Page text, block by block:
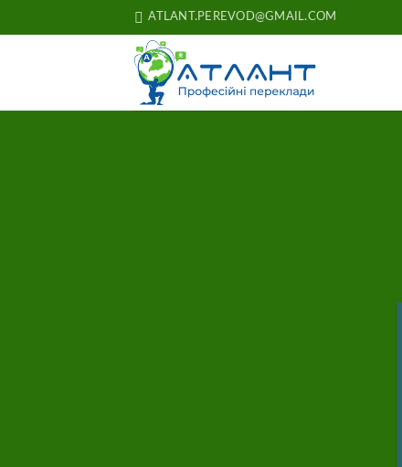
to
ATLANT.PEREVOD@GMAIL.COM